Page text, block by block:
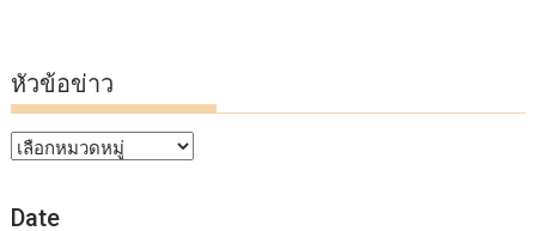
หัวข้อข่าว
หัวข้อ
Date